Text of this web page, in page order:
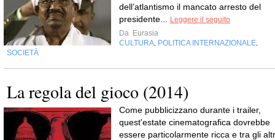
dell’atlantismo il mancato arresto del
presidente...
Leggere il seguito
Da Eurasia
CULTURA POLITICA INTERNAZIONALE
SOCIETÀ
La regola del gioco (2014)
Come pubblicizzano durante i trailer,
quest'estate cinematografica dovrebbe
essere particolarmente ricca e tra gli